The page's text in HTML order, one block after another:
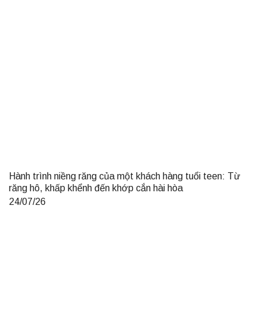
Hành trình niềng răng của một khách hàng tuổi teen: Từ
răng hô, khấp khểnh đến khớp cắn hài hòa
24/07/26